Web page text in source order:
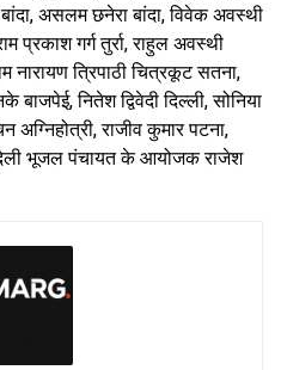
असलम छनेरा बांदा, विवेक अवस्थी
प्रकाश गर्ग तुर्रा, राहुल अवस्थी
नारायण त्रिपाठी चित्रकूट सतना,
नितेश द्विवेदी दिल्ली, सोनिया
अग्निहोत्री, राजीव कुमार पटना,
भूजल पंचायत के आयोजक राजेश